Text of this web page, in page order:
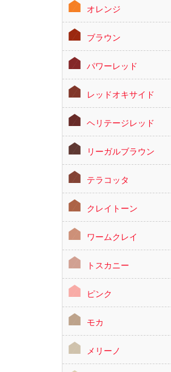
オレンジ
ブラウン
パワーレッド
レッドオキサイド
ヘリテージレッド
リーガルブラウン
テラコッタ
クレイトーン
ワームクレイ
トスカニー
ピンク
モカ
メリーノ